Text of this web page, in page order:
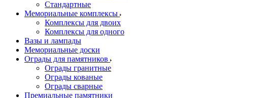
Стандартные
Мемориальные комплексы
Комплексы для двоих
Комплексы для одного
Вазы и лампады
Мемориальные доски
Ограды для памятников
Ограды гранитные
Ограды кованые
Ограды сварные
Премиальные памятники